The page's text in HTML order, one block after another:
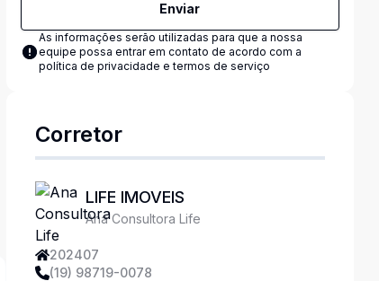
Enviar
As informações serão utilizadas para que a nossa
equipe possa entrar em contato de acordo com a
política de privacidade e termos de serviço
Corretor
LIFE IMOVEIS
Ana Consultora Life
202407
(19) 98719-0078